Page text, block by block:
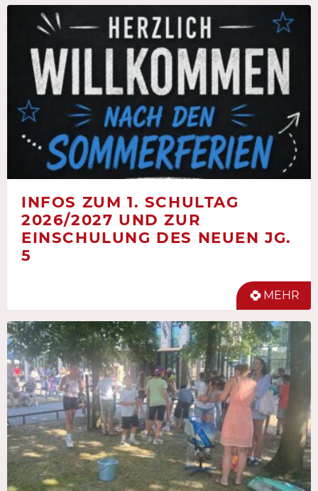
INFOS ZUM 1. SCHULTAG
2026/2027 UND ZUR
EINSCHULUNG DES NEUEN JG.
5
MEHR